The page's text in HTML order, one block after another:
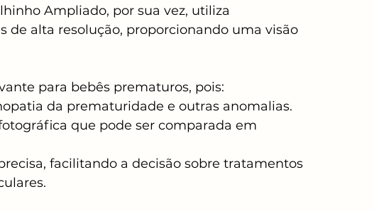
Ampliado, por sua vez, utiliza
de alta resolução, proporcionando uma visão
para bebês prematuros, pois:
da prematuridade e outras anomalias.
que pode ser comparada em
facilitando a decisão sobre tratamentos